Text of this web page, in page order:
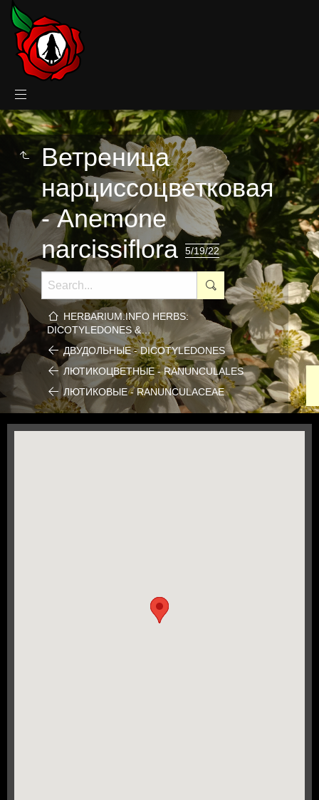
Ветреница
нарциссоцветковая
- Anemone
narcissiflora
5/19/22
HERBARIUM.INFO HERBS:
DICOTYLEDONES &…
ДВУДОЛЬНЫЕ - DICOTYLEDONES
ЛЮТИКОЦВЕТНЫЕ - RANUNCULALES
ЛЮТИКОВЫЕ - RANUNCULACEAE